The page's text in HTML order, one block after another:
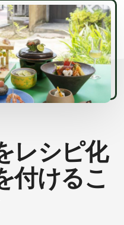
レシピ化
付けるこ